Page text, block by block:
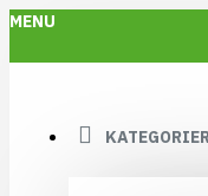
MENU
KATEGORIER